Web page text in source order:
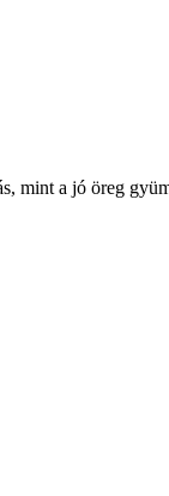
mint a jó öreg